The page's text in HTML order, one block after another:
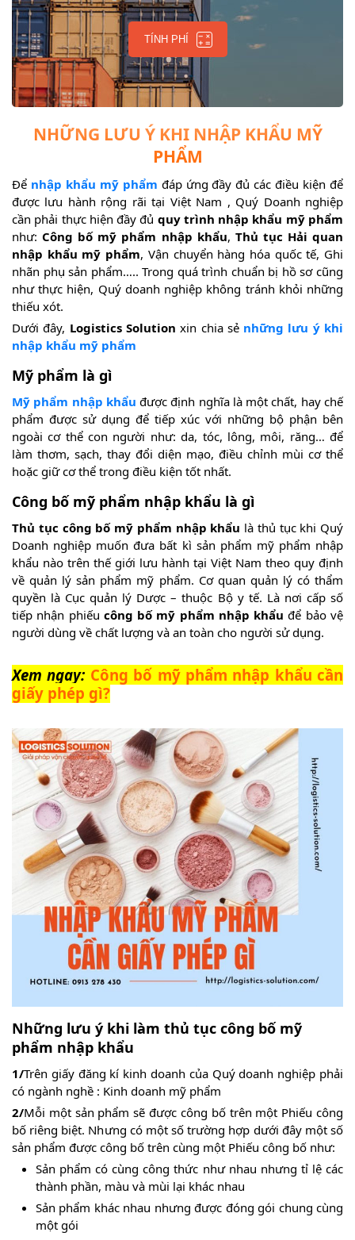
TÍNH PHÍ
NHỮNG LƯU Ý KHI NHẬP KHẨU MỸ
PHẨM
Để nhập khẩu mỹ phẩm đáp ứng đầy đủ các điều kiện để
được lưu hành rộng rãi tại Việt Nam , Quý Doanh nghiệp
cần phải thực hiện đầy đủ quy trình nhập khẩu mỹ phẩm
như: Công bố mỹ phẩm nhập khẩu, Thủ tục Hải quan
nhập khẩu mỹ phẩm, Vận chuyển hàng hóa quốc tế, Ghi
nhãn phụ sản phẩm….. Trong quá trình chuẩn bị hồ sơ cũng
như thực hiện, Quý doanh nghiệp không tránh khỏi những
thiếu xót.
Dưới đây, Logistics Solution xin chia sẻ những lưu ý khi
nhập khẩu mỹ phẩm
Mỹ phẩm là gì
Mỹ phẩm nhập khẩu được định nghĩa là một chất, hay chế
phẩm được sử dụng để tiếp xúc với những bộ phận bên
ngoài cơ thể con người như: da, tóc, lông, môi, răng… để
làm thơm, sạch, thay đổi diện mạo, điều chỉnh mùi cơ thể
hoặc giữ cơ thể trong điều kiện tốt nhất.
Công bố mỹ phẩm nhập khẩu là gì
Thủ tục công bố mỹ phẩm nhập khẩu là thủ tục khi Quý
Doanh nghiệp muốn đưa bất kì sản phẩm mỹ phẩm nhập
khẩu nào trên thế giới lưu hành tại Việt Nam theo quy định
về quản lý sản phẩm mỹ phẩm. Cơ quan quản lý có thẩm
quyền là Cục quản lý Dược – thuộc Bộ y tế. Là nơi cấp số
tiếp nhận phiếu công bố mỹ phẩm nhập khẩu để bảo vệ
người dùng về chất lượng và an toàn cho người sử dụng.
Xem ngay: Công bố mỹ phẩm nhập khẩu cần
giấy phép gì?
Những lưu ý khi làm thủ tục công bố mỹ
phẩm nhập khẩu
1/Trên giấy đăng kí kinh doanh của Quý doanh nghiệp phải
có ngành nghề : Kinh doanh mỹ phẩm
2/Mỗi một sản phẩm sẽ được công bố trên một Phiếu công
bố riêng biệt. Nhưng có một số trường hợp dưới đây một số
sản phẩm được công bố trên cùng một Phiếu công bố như:
Sản phẩm có cùng công thức như nhau nhưng tỉ lệ các
thành phần, màu và mùi lại khác nhau
Sản phẩm khác nhau nhưng được đóng gói chung cùng
một gói